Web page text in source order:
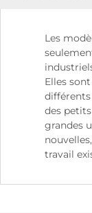
Les
Elles
des
grandes
travail